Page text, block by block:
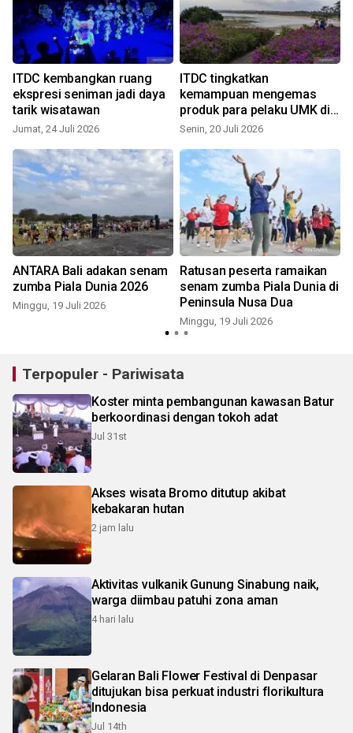
ITDC kembangkan ruang
ekspresi seniman jadi daya
tarik wisatawan
Jumat, 24 Juli 2026
ITDC tingkatkan
kemampuan mengemas
produk para pelaku UMK di
Nusa Dua
Senin, 20 Juli 2026
ANTARA Bali adakan senam
zumba Piala Dunia 2026
Minggu, 19 Juli 2026
Ratusan peserta ramaikan
senam zumba Piala Dunia di
Peninsula Nusa Dua
Minggu, 19 Juli 2026
Terpopuler - Pariwisata
Koster minta pembangunan kawasan Batur
berkoordinasi dengan tokoh adat
Jul 31st
Akses wisata Bromo ditutup akibat
kebakaran hutan
2 jam lalu
Aktivitas vulkanik Gunung Sinabung naik,
warga diimbau patuhi zona aman
4 hari lalu
Gelaran Bali Flower Festival di Denpasar
ditujukan bisa perkuat industri florikultura
Indonesia
Jul 14th